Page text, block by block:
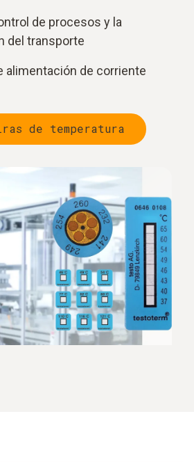
de procesos y la
del transporte
alimentación de corriente
de temperatura